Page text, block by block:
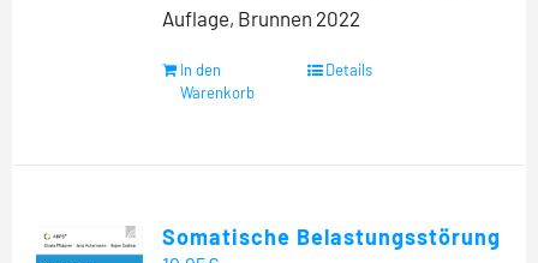
Auflage, Brunnen 2022
In den
Warenkorb
Details
Somatische Belastungsstörung